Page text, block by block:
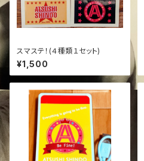
スマステ！(４種類１セット)
¥1,500